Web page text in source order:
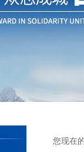
您现在